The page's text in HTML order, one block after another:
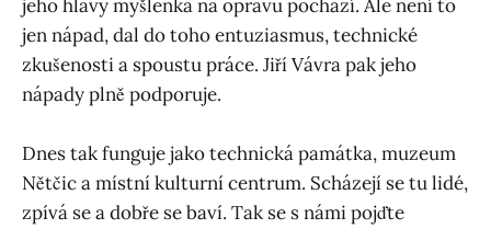
jeho hlavy myšlenka na opravu pochází. Ale není to
jen nápad, dal do toho entuziasmus, technické
zkušenosti a spoustu práce. Jiří Vávra pak jeho
nápady plně podporuje.
Dnes tak funguje jako technická památka, muzeum
Nětčic a místní kulturní centrum. Scházejí se tu lidé,
zpívá se a dobře se baví. Tak se s námi pojďte